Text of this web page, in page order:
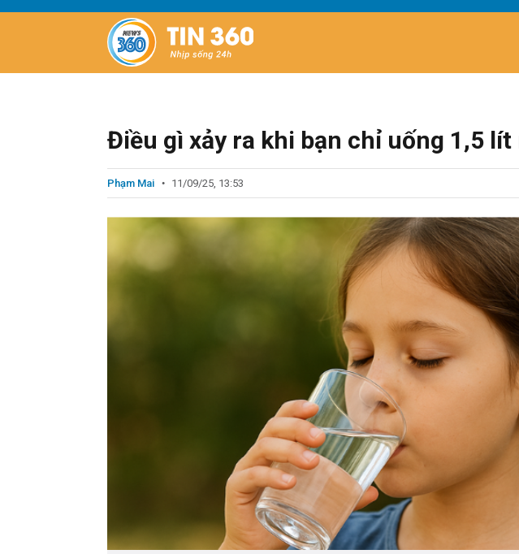
Điều gì xảy ra khi bạn chỉ uống 1,5
Phạm Mai 11/09/25, 13:53